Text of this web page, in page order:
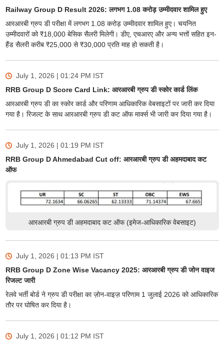
Railway Group D Result 2026: लगभग 1.08 करोड़ उम्मीदवार शामिल हुए
आरआरबी ग्रुप डी परीक्षा में लगभग 1.08 करोड़ उम्मीदवार शामिल हुए। चयनित
उम्मीदवारों को ₹18,000 बेसिक सैलरी मिलेगी। डीए, एचआरए और अन्य भत्तों सहित इन-
हैंड सैलरी करीब ₹25,000 से ₹30,000 प्रति माह हो सकती है।
July 1, 2026 | 01:24 PM IST
RRB Group D Score Card Link: आरआरबी ग्रुप डी स्कोर कार्ड लिंक
आरआरबी ग्रुप डी का स्कोर कार्ड और परिणाम आधिकारिक वेबसाइटों पर जारी कर दिया
गया है। रिजल्ट के साथ आरआरबी ग्रुप डी कट ऑफ मार्क्स भी जारी कर दिया गया है।
July 1, 2026 | 01:19 PM IST
RRB Group D Ahmedabad Cut off: आरआरबी ग्रुप डी अहमदाबाद कट
ऑफ
आरआरबी ग्रुप डी अहमदाबाद कट ऑफ (इमेज-आधिकारिक वेबसाइट)
July 1, 2026 | 01:13 PM IST
RRB Group D Zone Wise Vacancy 2025: आरआरबी ग्रुप डी जोन वाइज
रिजल्ट जारी
रेलवे भर्ती बोर्ड ने ग्रुप डी परीक्षा का ज़ोन-वाइज़ परिणाम 1 जुलाई 2026 को आधिकारिक
तौर पर घोषित कर दिया है।
July 1, 2026 | 01:12 PM IST